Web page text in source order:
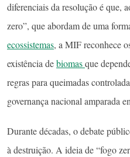
diferenciais da resolução é que,
zero”, que abordam de uma
ecossistemas, a MIF reconhece
existência debiomasque
regras para queimadas
governança nacional amparada
Durante décadas, o debate
à destruição. A ideia de “fogo